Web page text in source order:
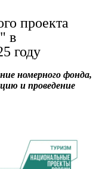
проекта
в
году
номерного фонда,
и проведение